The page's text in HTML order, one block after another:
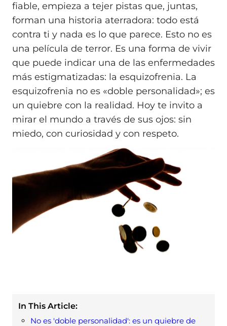
fiable, empieza a tejer pistas que, juntas,
forman una historia aterradora: todo está
contra ti y nada es lo que parece. Esto no es
una película de terror. Es una forma de vivir
que puede indicar una de las enfermedades
más estigmatizadas: la esquizofrenia. La
esquizofrenia no es «doble personalidad»; es
un quiebre con la realidad. Hoy te invito a
mirar el mundo a través de sus ojos: sin
miedo, con curiosidad y con respeto.
In This Article:
No es 'doble personalidad': es un quiebre de